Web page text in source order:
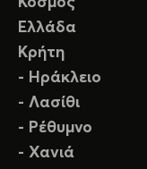
Ελλάδα
Κρήτη
- Ηράκλειο
- Λασίθι
- Ρέθυμνο
- Χανιά